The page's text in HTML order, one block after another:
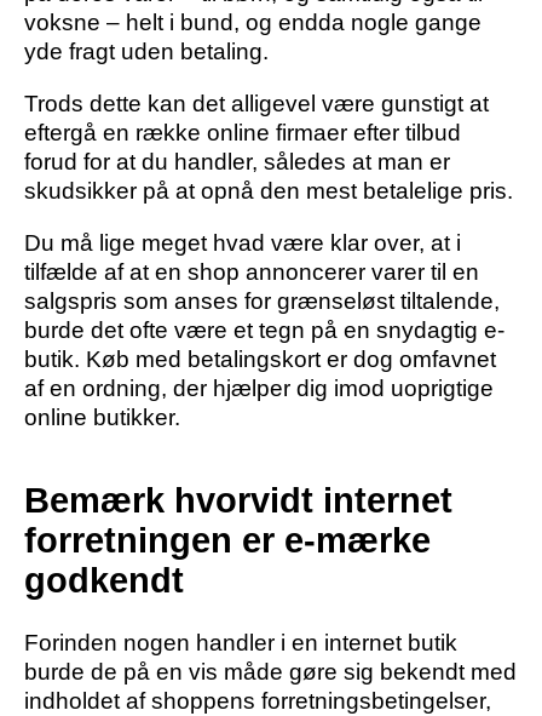
voksne – helt i bund, og endda nogle gange
yde fragt uden betaling.
Trods dette kan det alligevel være gunstigt at
eftergå en række online firmaer efter tilbud
forud for at du handler, således at man er
skudsikker på at opnå den mest betalelige pris.
Du må lige meget hvad være klar over, at i
tilfælde af at en shop annoncerer varer til en
salgspris som anses for grænseløst tiltalende,
burde det ofte være et tegn på en snydagtig e-
butik. Køb med betalingskort er dog omfavnet
af en ordning, der hjælper dig imod uoprigtige
online butikker.
Bemærk hvorvidt internet
forretningen er e-mærke
godkendt
Forinden nogen handler i en internet butik
burde de på en vis måde gøre sig bekendt med
indholdet af shoppens forretningsbetingelser,